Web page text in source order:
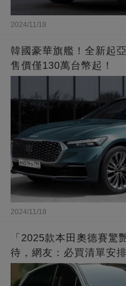
2024/11/18
韓國豪華旗艦！全新起
售價僅130萬台幣起！
2024/11/18
「2025款本田奧德賽驚
待，網友：必買清單安排